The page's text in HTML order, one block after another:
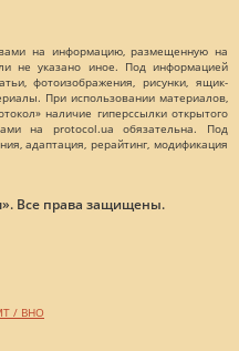
на информацию, размещенную на
не указано иное. Под информацией
фотоизображения, рисунки, ящик-
При использовании материалов,
наличие гиперссылки открытого
на protocol.ua обязательна. Под
адаптация, рерайтинг, модификация
Все права защищены.
/ ВНО